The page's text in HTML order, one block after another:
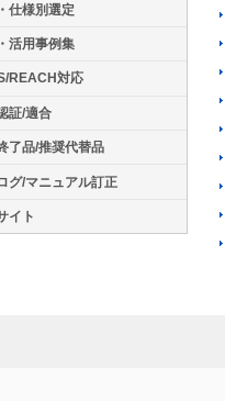
仕様別選定
活用事例集
REACH対応
証/適合
了品/推奨代替品
グ/マニュアル訂正
イト